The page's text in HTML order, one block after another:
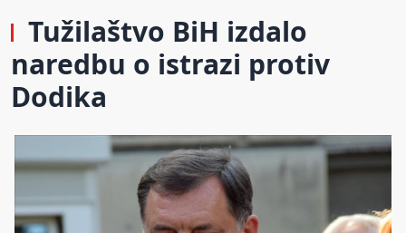
Tužilaštvo BiH izdalo
naredbu o istrazi protiv
Dodika